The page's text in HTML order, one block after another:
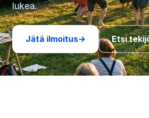
lukea.
Jätä ilmoitus→ Etsi